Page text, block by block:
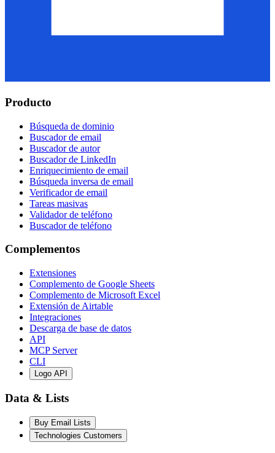
Producto
Búsqueda de dominio
Buscador de email
Buscador de autor
Buscador de LinkedIn
Enriquecimiento de email
Búsqueda inversa de email
Verificador de email
Tareas masivas
Validador de teléfono
Buscador de teléfono
Complementos
Extensiones
Complemento de Google Sheets
Complemento de Microsoft Excel
Extensión de Airtable
Integraciones
Descarga de base de datos
API
MCP Server
CLI
Logo API
Data & Lists
Buy Email Lists
Technologies Customers